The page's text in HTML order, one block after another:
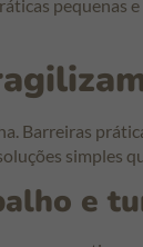
pequenas
Barreiras
simples
e